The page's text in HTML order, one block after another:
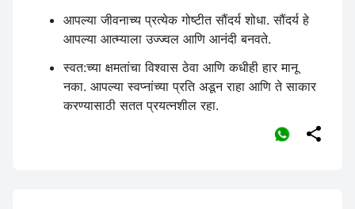
आपल्या जीवनाच्य प्रत्येक गोष्टीत सौंदर्य शोधा. सौंदर्य हे
आपल्या आत्म्याला उज्ज्वल आणि आनंदी बनवते.
स्वत:च्या क्षमतांचा विश्वास ठेवा आणि कधीही हार मानू
नका. आपल्या स्वप्नांच्या प्रति अडून राहा आणि ते साकार
करण्यासाठी सतत प्रयत्नशील रहा.
